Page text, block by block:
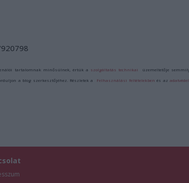
tartalomnak minősülnek, értük a szolgáltatás technikai üzemeltetője
a blog szerkesztőjéhez. Részletek a Felhasználási feltételekben és az